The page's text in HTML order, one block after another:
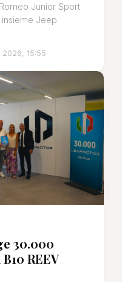
Junior Sport
Jeep
2026, 15:55
30.000
REEV